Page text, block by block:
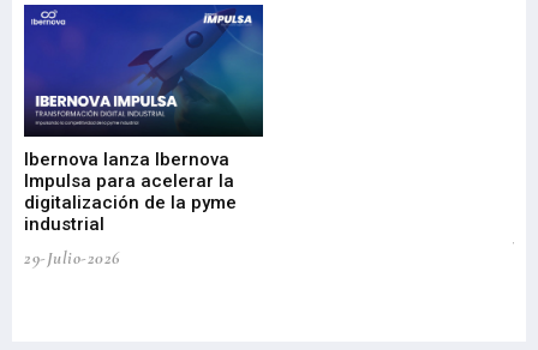
Ibernova lanza Ibernova
Impulsa para acelerar la
digitalización de la pyme
industrial
29-Julio-2026